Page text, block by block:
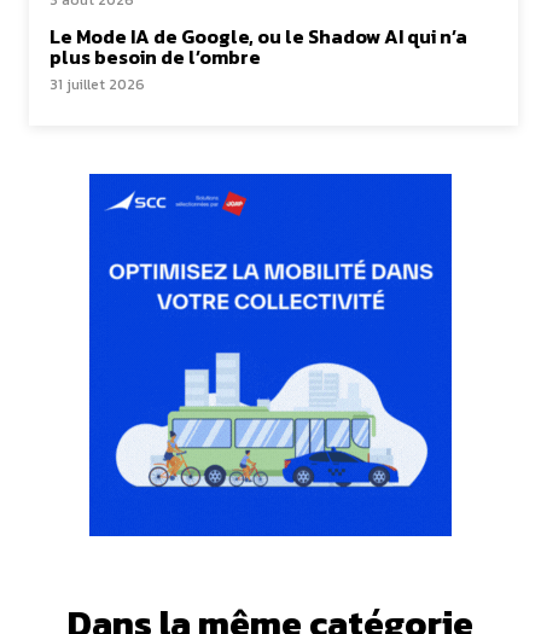
Le Mode IA de Google, ou le Shadow AI qui n’a
plus besoin de l’ombre
31 juillet 2026